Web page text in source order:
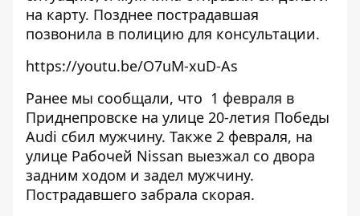
на карту. Позднее пострадавшая
позвонила в полицию для консультации.
https://youtu.be/O7uM-xuD-As
Ранее мы сообщали, что 1 февраля в
Приднепровске на улице 20-летия Победы
Audi сбил мужчину. Также 2 февраля, на
улице Рабочей Nissan выезжал со двора
задним ходом и задел мужчину.
Пострадавшего забрала скорая.